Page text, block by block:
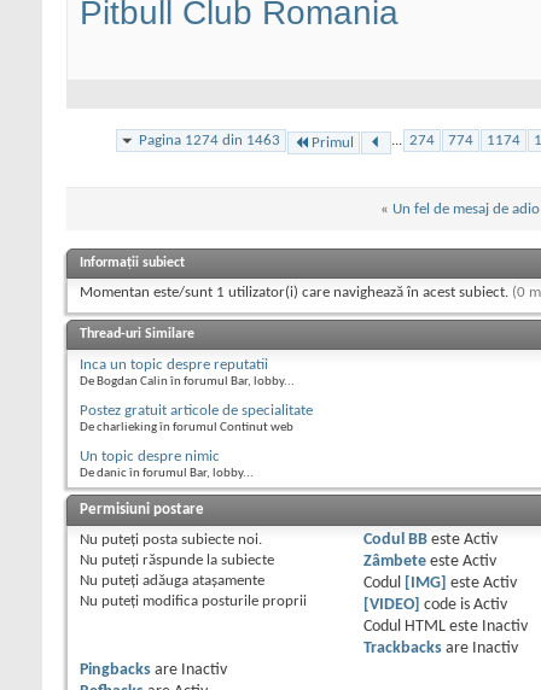
Pitbull Club Romania
Pagina 1274 din 1463 Primul ... 274 774 1174
« Un fel de mesaj de adio
Informații subiect
Momentan este/sunt 1 utilizator(i) care navighează în acest subiect. (0
Thread-uri Similare
Inca un topic despre reputatii
De Bogdan Calin în forumul Bar, lobby...
Postez gratuit articole de specialitate
De charlieking în forumul Continut web
Un topic despre nimic
De danic în forumul Bar, lobby...
Permisiuni postare
Nu puteţi posta subiecte noi.
Nu puteţi răspunde la subiecte
Nu puteţi adăuga ataşamente
Nu puteţi modifica posturile proprii
Codul BBeste Activ
Zâmbeteeste Activ
Codul
[IMG] este Activ
[VIDEO] code is Activ
Codul HTML este
Inactiv
Trackbacksare
Inactiv
Pingbacks are
Inactiv